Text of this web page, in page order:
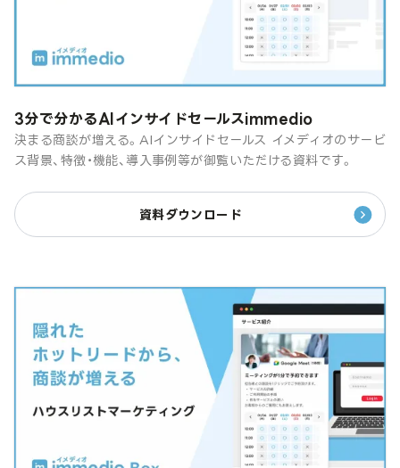
3分で分かるAIインサイドセールスimmedio
決まる商談が増える。AIインサイドセールス イメディオのサービ
ス背景、特徴・機能、導入事例等が御覧いただける資料です。
資料ダウンロード